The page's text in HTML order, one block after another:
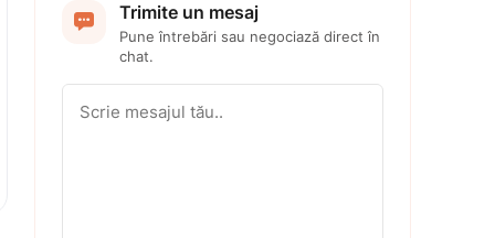
 Trimite un mesaj
Pune întrebări sau negociază direct în
chat.